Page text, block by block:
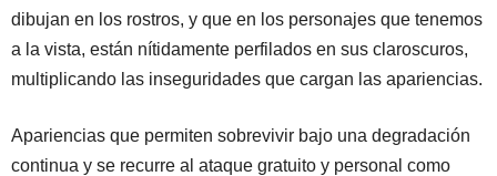
dibujan en los rostros, y que en los personajes que tenemos
a la vista, están nítidamente perfilados en sus claroscuros,
multiplicando las inseguridades que cargan las apariencias.
Apariencias que permiten sobrevivir bajo una degradación
continua y se recurre al ataque gratuito y personal como